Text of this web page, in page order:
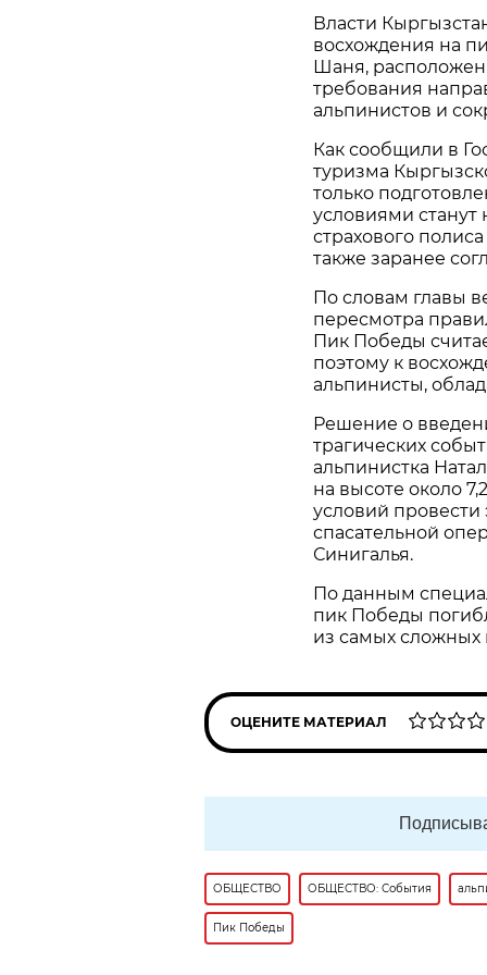
Власти
восхождения на
Шаня,
требования
альпинистов и
Как сообщили в
туризма
только
условиями
страхового
также заранее
По словам главы
пересмотра
Пик Победы
поэтому к
альпинисты,
Решение о
трагических
альпинистка
на высоте около
условий провести
спасательной
Синигалья.
По данным
пик Победы
из самых
ОЦЕНИТЕ МАТЕРИАЛ
ОБЩЕСТВО ОБЩЕСТВО: События
Пик Победы